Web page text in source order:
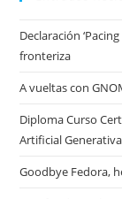
Declaración
fronteriza
A vueltas con
Diploma Curso
Artificial Generativa
Goodbye Fedora,